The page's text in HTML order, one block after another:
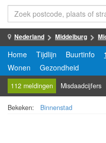
Nederland Middelburg
Home Tijdlijn Buurtinfo
Wonen
Gezondheid
112 meldingen Misdaadcijfers
Bekeken: Binnenstad